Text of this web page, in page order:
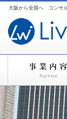
大阪から全国へ コンサ